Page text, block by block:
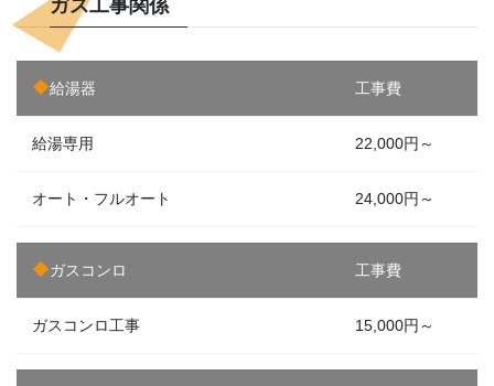
ガス工事関係
給湯器 工事費
給湯専用 22,000円～
オート・フルオート 24,000円～
ガスコンロ 工事費
ガスコンロ工事 15,000円～